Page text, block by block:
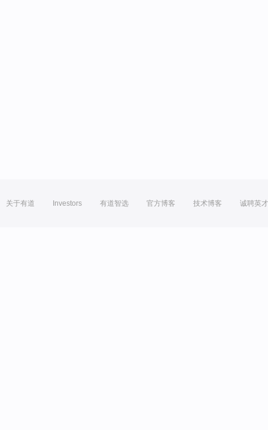
关于有道 Investors 有道智选 官方博客 技术博客 诚聘英才